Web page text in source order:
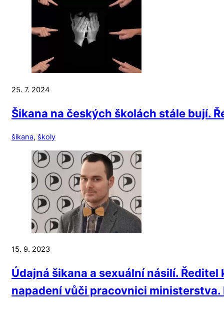
25. 7. 2024
Šikana na českých školách stále bují.
šikana, školy
15. 9. 2023
Údajná šikana a sexuální násilí.
napadení vůči pracovnici